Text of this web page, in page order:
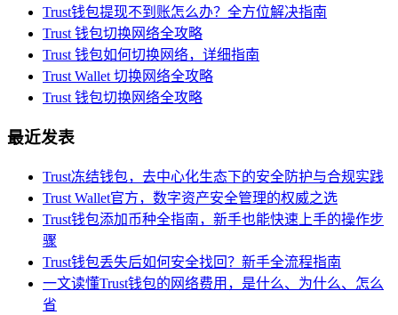
Trust钱包提现不到账怎么办？全方位解决指南
Trust 钱包切换网络全攻略
Trust 钱包如何切换网络，详细指南
Trust Wallet 切换网络全攻略
Trust 钱包切换网络全攻略
最近发表
Trust冻结钱包，去中心化生态下的安全防护与合规实践
Trust Wallet官方，数字资产安全管理的权威之选
Trust钱包添加币种全指南，新手也能快速上手的操作步
骤
Trust钱包丢失后如何安全找回？新手全流程指南
一文读懂Trust钱包的网络费用，是什么、为什么、怎么
省